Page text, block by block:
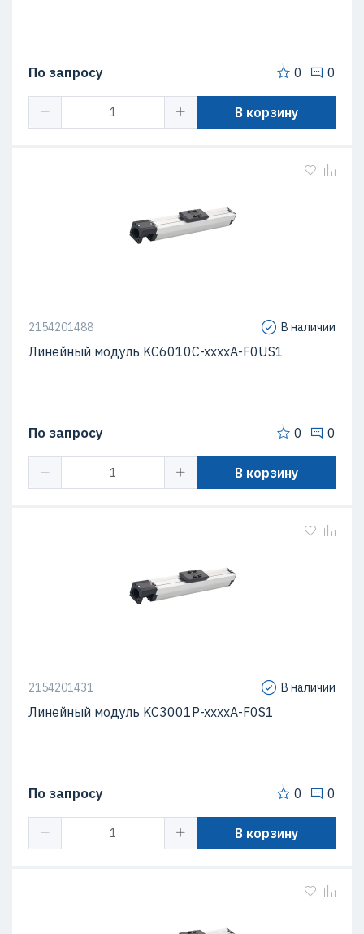
По запросу 0 0
В корзину
2154201488 В наличии
Линейный модуль KC6010C-xxxxA-F0US1
По запросу 0 0
В корзину
2154201431 В наличии
Линейный модуль KC3001P-xxxxA-F0S1
По запросу 0 0
В корзину